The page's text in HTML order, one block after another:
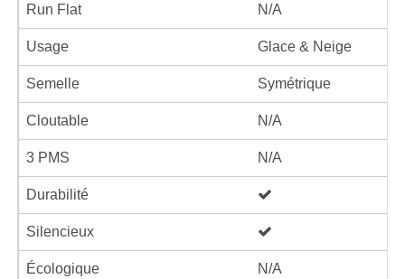
Run Flat N/A
Usage Glace & Neige
Semelle Symétrique
Cloutable N/A
3 PMS N/A
Durabilité
Silencieux
Écologique N/A